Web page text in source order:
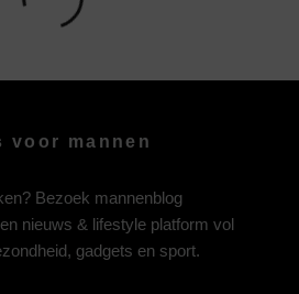
voor mannen
Bezoek mannenblog
nieuws & lifestyle platform vol
gadgets en sport.